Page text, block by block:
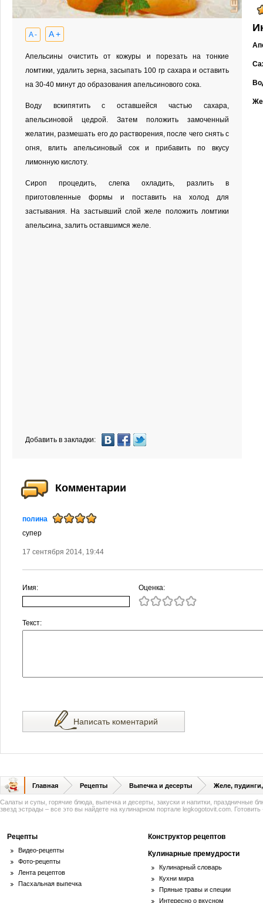
A - A +
Апельсины очистить от кожуры и порезать на тонкие
ломтики, удалить зерна, засыпать 100 гр сахара и оставить
на 30-40 минут до образования апельсинового сока.
Воду вскипятить с оставшейся частью сахара,
апельсиновой цедрой. Затем положить замоченный
желатин, размешать его до растворения, после чего снять с
огня, влить апельсиновый сок и прибавить по вкусу
лимонную кислоту.
Сироп процедить, слегка охладить, разлить в
приготовленные формы и поставить на холод для
застывания. На застывший слой желе положить ломтики
апельсина, залить оставшимся желе.
Добавить в закладки:
Комментарии
полина
супер
17 сентября 2014, 19:44
Имя: Оценка:
Текст:
Написать коментарий
Главная Рецепты Выпечка и десерты Желе,
Салаты и супы, горячие блюда, выпечка и десерты, закуски и напитки, праздничные
звезд эстрады – все это вы найдете на кулинарном портале legkogotovit.com. Готовить
Рецепты
Видео-рецепты
Фото-рецепты
Лента рецептов
Пасхальная выпечка
Конструктор рецептов
Кулинарные премудрости
Кулинарный словарь
Кухни мира
Пряные травы и специи
Интересно о вкусном